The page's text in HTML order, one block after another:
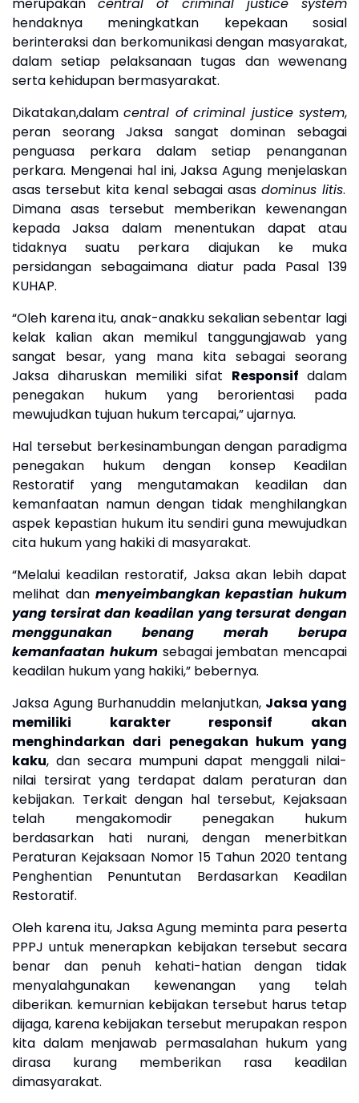
hendaknya meningkatkan kepekaan sosial
berinteraksi dan berkomunikasi dengan masyarakat,
dalam setiap pelaksanaan tugas dan wewenang
serta kehidupan bermasyarakat.
Dikatakan,dalamcentral of criminal justice system,
peran seorang Jaksa sangat dominan
sebagai
penguasa perkara dalam setiap penanganan
perkara. Mengenai hal ini, Jaksa Agung menjelaskan
asas tersebut kita kenal sebagai asas dominus litis.
Dimana asas tersebut memberikan kewenangan
kepada Jaksa dalam menentukan dapat atau
tidaknya suatu perkara diajukan ke muka
persidangan sebagaimana diatur pada Pasal 139
KUHAP.
“Oleh karena itu, anak-anakku sekalian sebentar lagi
kelak kalian akan memikul tanggungjawab yang
sangat besar, yang mana kita sebagai seorang
Jaksa diharuskan memiliki sifat Responsif dalam
penegakan hukum yang berorientasi pada
mewujudkan tujuan hukum tercapai,” ujarnya.
Hal tersebut berkesinambungan dengan paradigma
penegakan hukum dengan konsep Keadilan
Restoratif yang mengutamakan keadilan dan
kemanfaatan namun dengan tidak menghilangkan
aspek kepastian hukum itu sendiri guna mewujudkan
cita hukum yang hakiki di masyarakat.
“Melalui keadilan restoratif, Jaksa akan lebih dapat
melihat dan menyeimbangkan kepastian hukum
yang tersirat dan keadilan yang tersurat dengan
menggunakan benang merah berupa
kemanfaatan hukumsebagai jembatan mencapai
keadilan hukum yang hakiki,” bebernya.
Jaksa Agung Burhanuddin melanjutkan, Jaksa yang
memiliki karakter responsif akan
menghindarkan dari penegakan hukum yang
kaku, dan secara mumpuni dapat menggali nilai-
nilai tersirat yang terdapat dalam peraturan dan
kebijakan. Terkait dengan hal tersebut, Kejaksaan
telah mengakomodir penegakan hukum
berdasarkan hati nurani, dengan menerbitkan
Peraturan Kejaksaan Nomor 15 Tahun 2020 tentang
Penghentian Penuntutan Berdasarkan Keadilan
Restoratif.
Oleh karena itu, Jaksa Agung meminta para peserta
PPPJ untuk menerapkan kebijakan tersebut secara
benar dan penuh kehati-hatian dengan tidak
menyalahgunakan kewenangan yang telah
diberikan. kemurnian kebijakan tersebut harus tetap
dijaga, karena kebijakan tersebut merupakan respon
kita dalam menjawab permasalahan hukum yang
dirasa kurang memberikan rasa keadilan
dimasyarakat.